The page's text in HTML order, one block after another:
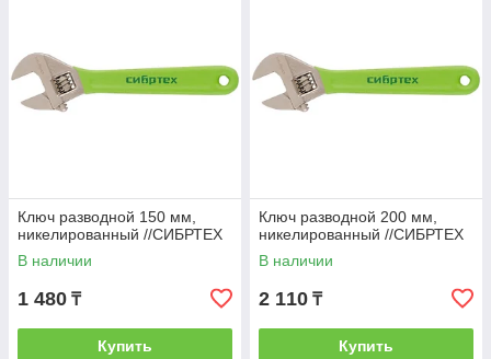
Ключ разводной 150 мм,
никелированный //СИБРТЕХ
В наличии
1 480 ₸
Купить
Ключ разводной 200 мм,
никелированный //СИБРТЕХ
В наличии
2 110 ₸
Купить